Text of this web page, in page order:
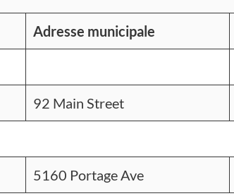
Adresse municipale
92 Main Street
5160 Portage Ave